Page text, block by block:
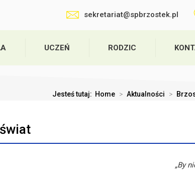
sekretariat@spbrzostek.pl
UCZEŃ RODZIC
Jesteś tutaj: Home > Aktualności >
„By